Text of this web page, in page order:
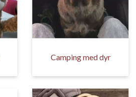
Camping med dyr